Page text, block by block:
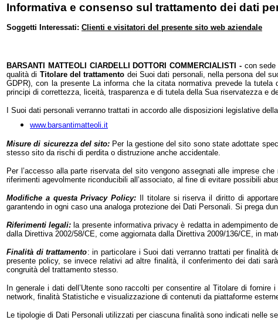
Informativa e consenso sul trattamento dei dati
Soggetti Interessati: Clienti e visitatori del presente sito web aziendale
BARSANTI MATTEOLI CIARDELLI DOTTORI COMMERCIALISTI - con
qualità di Titolare del trattamento dei Suoi dati personali, nella persona del
GDPR), con la presente La informa che la citata normativa prevede la
principi di correttezza, liceità, trasparenza e di tutela della Sua riservatezza e
I Suoi dati personali verranno trattati in accordo alle disposizioni legislative
www.barsantimatteoli.it
Misure di sicurezza del sito: Per la gestione del sito sono state adottate
stesso sito da rischi di perdita o distruzione anche accidentale.
Per l’accesso alla parte riservata del sito vengono assegnati alle imprese
riferimenti agevolmente riconducibili all’associato, al fine di evitare possibili
Modifiche a questa Privacy Policy:
Il titolare si riserva il diritto di
garantendo in ogni caso una analoga protezione dei Dati Personali. Si prega
Riferimenti legali: la presente informativa privacy è redatta in adempimento
dalla Direttiva 2002/58/CE, come aggiornata dalla Direttiva 2009/136/CE, in
Finalità di trattamento: in particolare i Suoi dati verranno trattati per finalità
presente policy, se invece relativi ad altre finalità, il conferimento dei dati
congruità del trattamento stesso.
In generale i dati dell’Utente sono raccolti per consentire al Titolare di
network, finalità Statistiche e visualizzazione di contenuti da piattaforme
Le tipologie di Dati Personali utilizzati per ciascuna finalità sono indicati nelle